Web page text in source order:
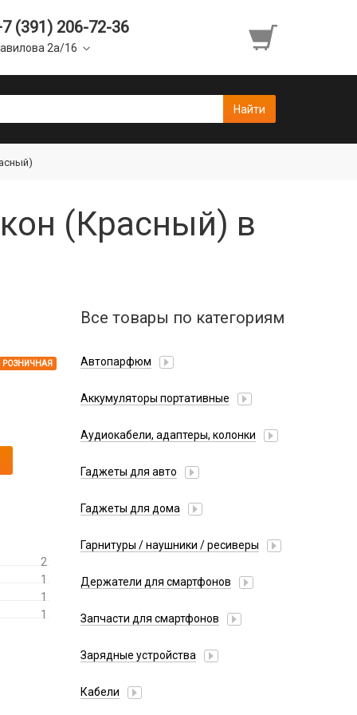
(391) 206-72-36
2а/16
(Красный) в
РОЗНИЧНАЯ
2
1
1
1
Все товары по категориям
Автопарфюм
Аккумуляторы портативные
Аудиокабели, адаптеры, колонки
Аудиокабель
Колонки беспроводные
Гаджеты для авто
Парковочные автовизитки
Гаджеты для дома
Разное
Гарнитуры / наушники / ресиверы
Гарнитуры Bluetooth
Проводные USB-C
Ресиверы
Держатели для смартфонов
Липперы
Спортивные
Запчасти для смартфонов
Антенны
Динамики, Вибро
Зарядные устройства
АЗУ + FM-модулятор
Кабели